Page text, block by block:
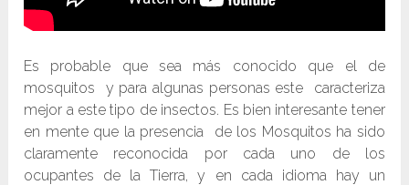
Es probable que sea más conocido que el de
mosquitos y para algunas personas este caracteriza
mejor a este tipo de insectos. Es bien interesante tener
en mente que la presencia de los Mosquitos ha sido
claramente reconocida por cada uno de los
ocupantes de la Tierra, y en cada idioma hay un